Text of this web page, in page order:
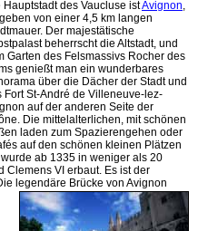
Hauptstadt des Vaucluse istAvignon
von einer 4,5 km langen
Der majestätische
beherrscht die Altstadt, und
Garten des Felsmassivs Rocher des
genießt man ein wunderbares
über die Dächer der Stadt und
Fort St-André de Villeneuve-lez-
auf der anderen Seite der
Die mittelalterlichen, mit schönen
laden zum Spazierengehen oder
auf den schönen kleinen Plätzen
ab 1335 in weniger als 20
Clemens VI erbaut. Es ist der
legendäre Brücke von Avignon